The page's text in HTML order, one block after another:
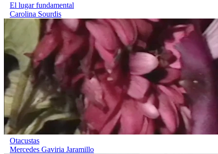
El lugar fundamental
Carolina Sourdis
Otacustas
Mercedes Gaviria Jaramillo